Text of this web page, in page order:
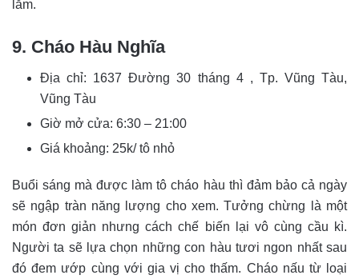
lắm.
9. Cháo Hàu Nghĩa
Địa chỉ: 1637 Đường 30 tháng 4 , Tp. Vũng Tàu,
Vũng Tàu
Giờ mở cửa: 6:30 – 21:00
Giá khoảng: 25k/ tô nhỏ
Buổi sáng mà được làm tô cháo hàu thì đảm bảo cả ngày
sẽ ngập tràn năng lượng cho xem. Tưởng chừng là một
món đơn giản nhưng cách chế biến lại vô cùng cầu kì.
Người ta sẽ lựa chọn những con hàu tươi ngon nhất sau
đó đem ướp cùng với gia vị cho thấm. Cháo nấu từ loại